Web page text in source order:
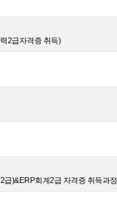
2급자격증 취득)
급)&ERP회계2급 자격증 취득과정